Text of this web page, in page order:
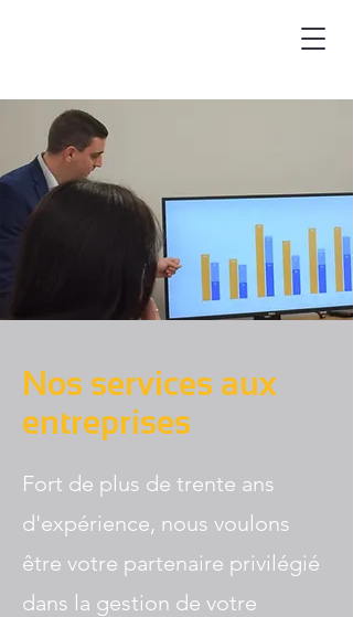
Nos services aux
entreprises
Fort de plus de trente ans
d'expérience, nous voulons
être votre partenaire privilégié
dans la gestion de votre